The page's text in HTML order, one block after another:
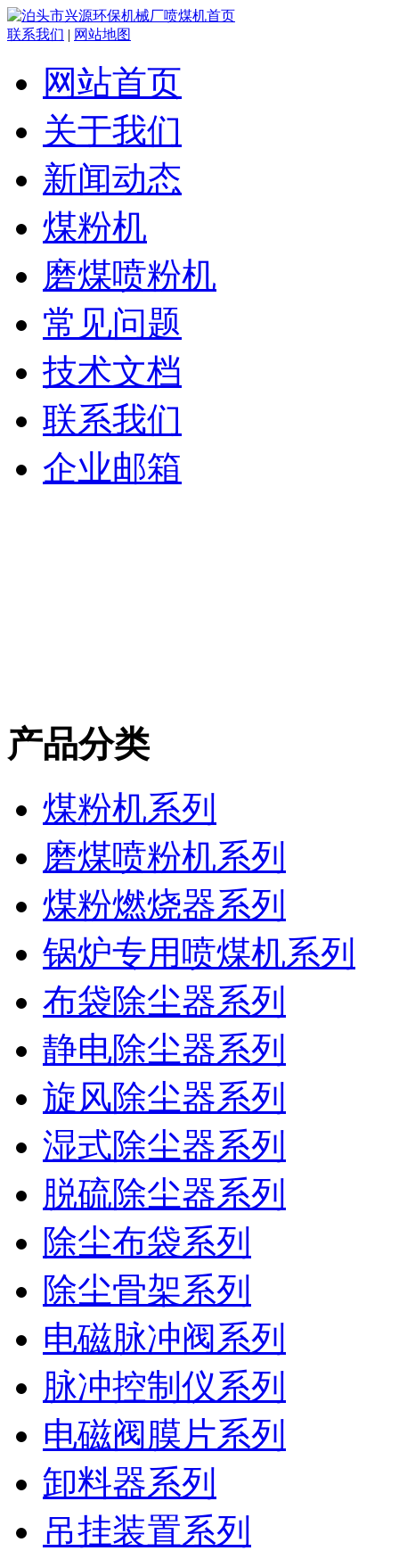
联系我们 | 网站地图
网站首页
关于我们
新闻动态
煤粉机
磨煤喷粉机
常见问题
技术文档
联系我们
企业邮箱
产品分类
煤粉机系列
磨煤喷粉机系列
煤粉燃烧器系列
锅炉专用喷煤机系列
布袋除尘器系列
静电除尘器系列
旋风除尘器系列
湿式除尘器系列
脱硫除尘器系列
除尘布袋系列
除尘骨架系列
电磁脉冲阀系列
脉冲控制仪系列
电磁阀膜片系列
卸料器系列
吊挂装置系列